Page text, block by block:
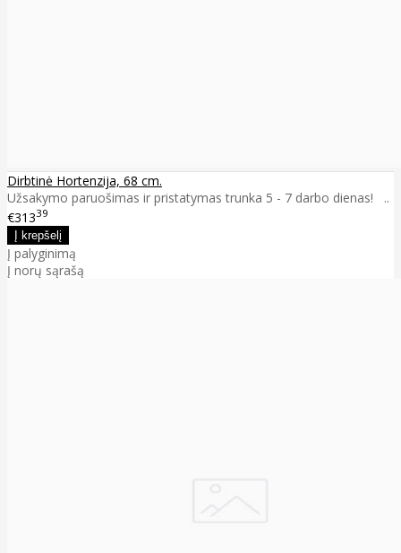
Dirbtinė Hortenzija, 68 cm.
Užsakymo paruošimas ir pristatymas trunka 5 - 7 darbo dienas! ..
€31339
Į palyginimą
Į norų sąrašą